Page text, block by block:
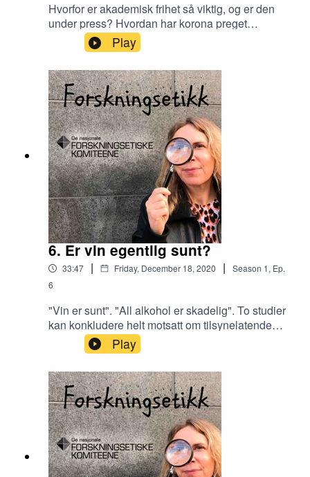
Hvorfor er akademisk frihet så viktig, og er den
under press? Hvordan har korona preget
forskningsetikken? Hør vår oppsummering av
året, med Helene Ingierd, direktør i De nasjonale
forskningsetiske komiteene (FEK), og Elin
Fugelsnes, redaktør i Magasinet Forskningsetikk.
Programleder: Ingrid Torp,
kommunikasjonsrådgiver i FEK.
Play
6. Er vin egentlig sunt?
33:47 | Friday, December 18, 2020 | Season 1, Ep.
6
"Vin er sunt". "All alkohol er skadelig". To studier
kan konkludere helt motsatt om tilsynelatende
samme spørsmål. Hvorfor er det slik, og hvordan
kan vi lese forskning riktig? Dette er et av
temaene i siste nummer av Magasinet
Forskningsetikk, og redaktør Elin Fugelsnes
forsøker å gi noen svar sammen med Ingrid S.
Torp.
Play